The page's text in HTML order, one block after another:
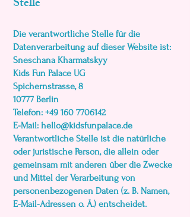
Die verantwortliche Stelle für die
Datenverarbeitung auf dieser Website ist:
Sneschana Kharmatskyy
Kids Fun Palace UG
Spichernstrasse, 8
10777 Berlin
Telefon: +49 160 7706142
E-Mail: hello@kidsfunpalace.de
Verantwortliche Stelle ist die natürliche
oder juristische Person, die allein oder
gemeinsam mit anderen über die Zwecke
und Mittel der Verarbeitung von
personenbezogenen Daten (z. B. Namen,
E-Mail-Adressen o. Ä.) entscheidet.